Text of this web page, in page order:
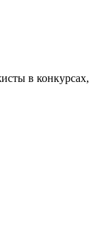
в конкурсах,